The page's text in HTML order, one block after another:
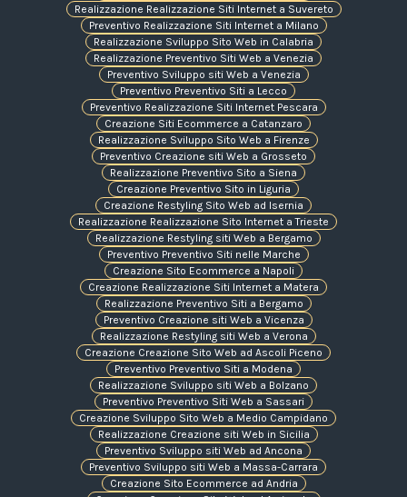
Realizzazione Realizzazione Siti Internet a Suvereto
Preventivo Realizzazione Siti Internet a Milano
Realizzazione Sviluppo Sito Web in Calabria
Realizzazione Preventivo Siti Web a Venezia
Preventivo Sviluppo siti Web a Venezia
Preventivo Preventivo Siti a Lecco
Preventivo Realizzazione Siti Internet Pescara
Creazione Siti Ecommerce a Catanzaro
Realizzazione Sviluppo Sito Web a Firenze
Preventivo Creazione siti Web a Grosseto
Realizzazione Preventivo Sito a Siena
Creazione Preventivo Sito in Liguria
Creazione Restyling Sito Web ad Isernia
Realizzazione Realizzazione Sito Internet a Trieste
Realizzazione Restyling siti Web a Bergamo
Preventivo Preventivo Siti nelle Marche
Creazione Sito Ecommerce a Napoli
Creazione Realizzazione Siti Internet a Matera
Realizzazione Preventivo Siti a Bergamo
Preventivo Creazione siti Web a Vicenza
Realizzazione Restyling siti Web a Verona
Creazione Creazione Sito Web ad Ascoli Piceno
Preventivo Preventivo Siti a Modena
Realizzazione Sviluppo siti Web a Bolzano
Preventivo Preventivo Siti Web a Sassari
Creazione Sviluppo Sito Web a Medio Campidano
Realizzazione Creazione siti Web in Sicilia
Preventivo Sviluppo siti Web ad Ancona
Preventivo Sviluppo siti Web a Massa-Carrara
Creazione Sito Ecommerce ad Andria